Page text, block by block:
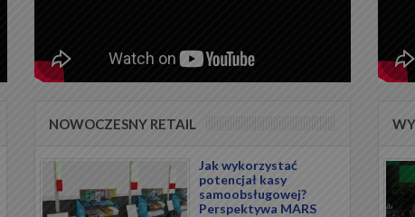
NOWOCZESNY RETAIL
Jak wykorzystać
potencjał kasy
samoobsługowej?
Perspektywa MARS